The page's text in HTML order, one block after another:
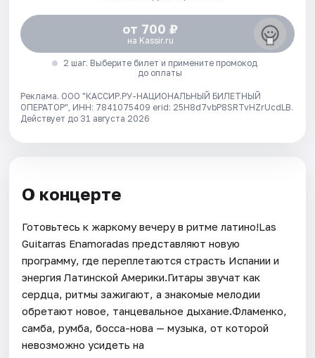
от 700 ₽
на Kassir.ru
2 шаг. Выберите билет и примените промокод
до оплаты
Реклама. ООО "КАССИР.РУ-НАЦИОНАЛЬНЫЙ БИЛЕТНЫЙ
ОПЕРАТОР", ИНН: 7841075409 erid: 25H8d7vbP8SRTvHZrUcdLB.
Действует до 31 августа 2026
О концерте
Готовьтесь к жаркому вечеру в ритме латино!Las
Guitarras Enamoradas представляют новую
программу, где переплетаются страсть Испании и
энергия Латинской Америки.Гитары звучат как
сердца, ритмы зажигают, а знакомые мелодии
обретают новое, танцевальное дыхание.Фламенко,
самба, румба, босса-нова — музыка, от которой
невозможно усидеть на